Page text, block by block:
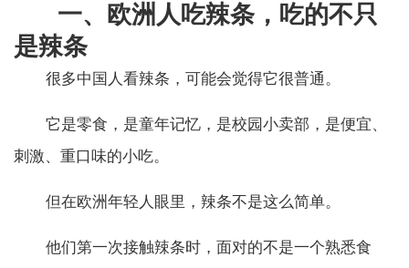
一、欧洲人吃辣条，吃的不只
是辣条
很多中国人看辣条，可能会觉得它很普通。
它是零食，是童年记忆，是校园小卖部，是便宜、
刺激、重口味的小吃。
但在欧洲年轻人眼里，辣条不是这么简单。
他们第一次接触辣条时，面对的不是一个熟悉食